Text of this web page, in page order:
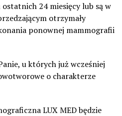
24 miesięcy lub są w
otrzymały
ponownej mammografii
u których już wcześniej
o charakterze
LUX MED będzie